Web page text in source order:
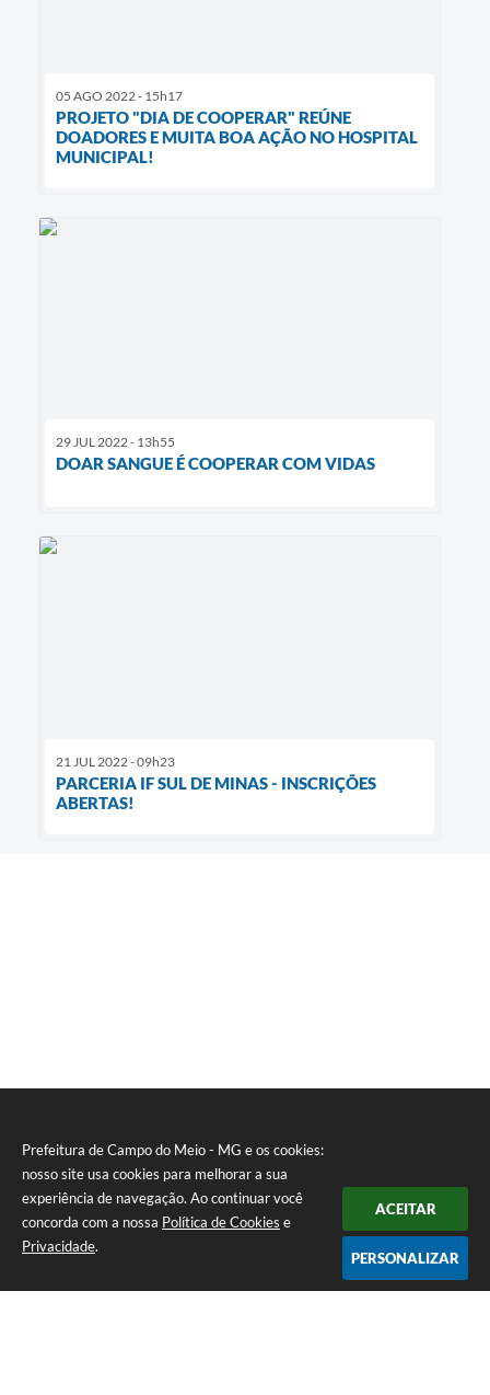
Prefeitura de Campo do Meio - MG e os cookies:
nosso site usa cookies para melhorar a sua
experiência de navegação. Ao continuar você
concorda com a nossa Política de Cookies e
Privacidade.
ACEITAR
PERSONALIZAR
05 AGO 2022 - 15h17
PROJETO "DIA DE COOPERAR" REÚNE
DOADORES E MUITA BOA AÇÃO NO HOSPITAL
MUNICIPAL!
29 JUL 2022 - 13h55
DOAR SANGUE É COOPERAR COM VIDAS
21 JUL 2022 - 09h23
PARCERIA IF SUL DE MINAS - INSCRIÇÕES
ABERTAS!